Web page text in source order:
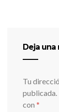
Deja una
Tu
publicada.
con *